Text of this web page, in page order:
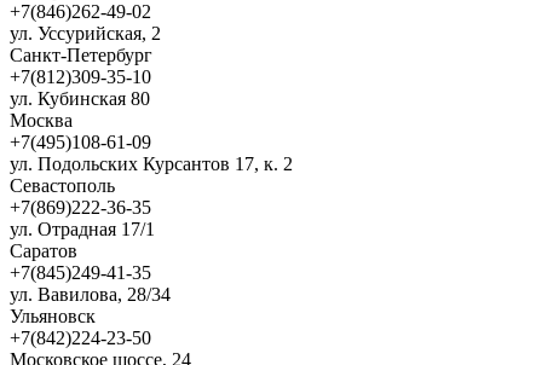
+7(846)262-49-02
ул. Уссурийская, 2
Санкт-Петербург
+7(812)309-35-10
ул. Кубинская 80
Москва
+7(495)108-61-09
ул. Подольских Курсантов 17, к. 2
Севастополь
+7(869)222-36-35
ул. Отрадная 17/1
Саратов
+7(845)249-41-35
ул. Вавилова, 28/34
Ульяновск
+7(842)224-23-50
Московское шоссе, 24